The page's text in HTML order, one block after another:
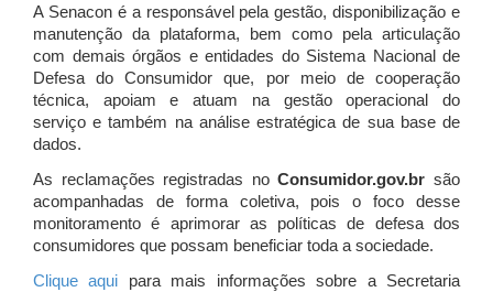
A Senacon é a responsável pela gestão, disponibilização e
manutenção da plataforma, bem como pela articulação
com demais órgãos e entidades do Sistema Nacional de
Defesa do Consumidor que, por meio de cooperação
técnica, apoiam e atuam na gestão operacional do
serviço e também na análise estratégica de sua base de
dados.
As reclamações registradas noConsumidor.gov.br são
acompanhadas de forma coletiva, pois o foco desse
monitoramento é aprimorar as políticas de defesa dos
consumidores que possam beneficiar toda a sociedade.
Clique aqui para mais informações sobre a Secretaria